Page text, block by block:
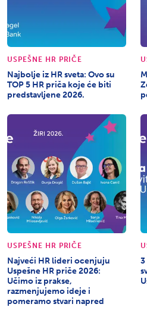
USPEŠNE HR PRIČE
Najbolje iz HR sveta: Ovo su
TOP 5 HR priča koje će biti
predstavljene 2026.
USPEŠNE HR PRIČE
Najveći HR lideri ocenjuju
Uspešne HR priče 2026:
Učimo iz prakse,
razmenjujemo ideje i
pomeramo stvari napred
3